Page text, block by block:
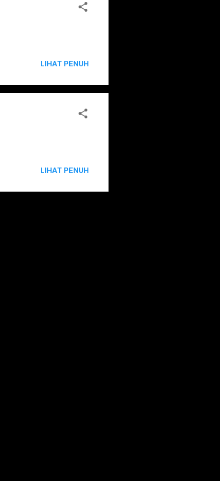
LIHAT PENUH
LIHAT PENUH